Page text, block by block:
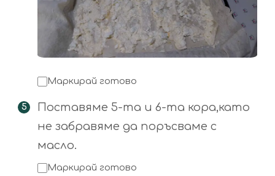
Маркирай готово
Поставяме 5-та и 6-та кора,като
не забравяме да поръсваме с
масло.
Маркирай готово